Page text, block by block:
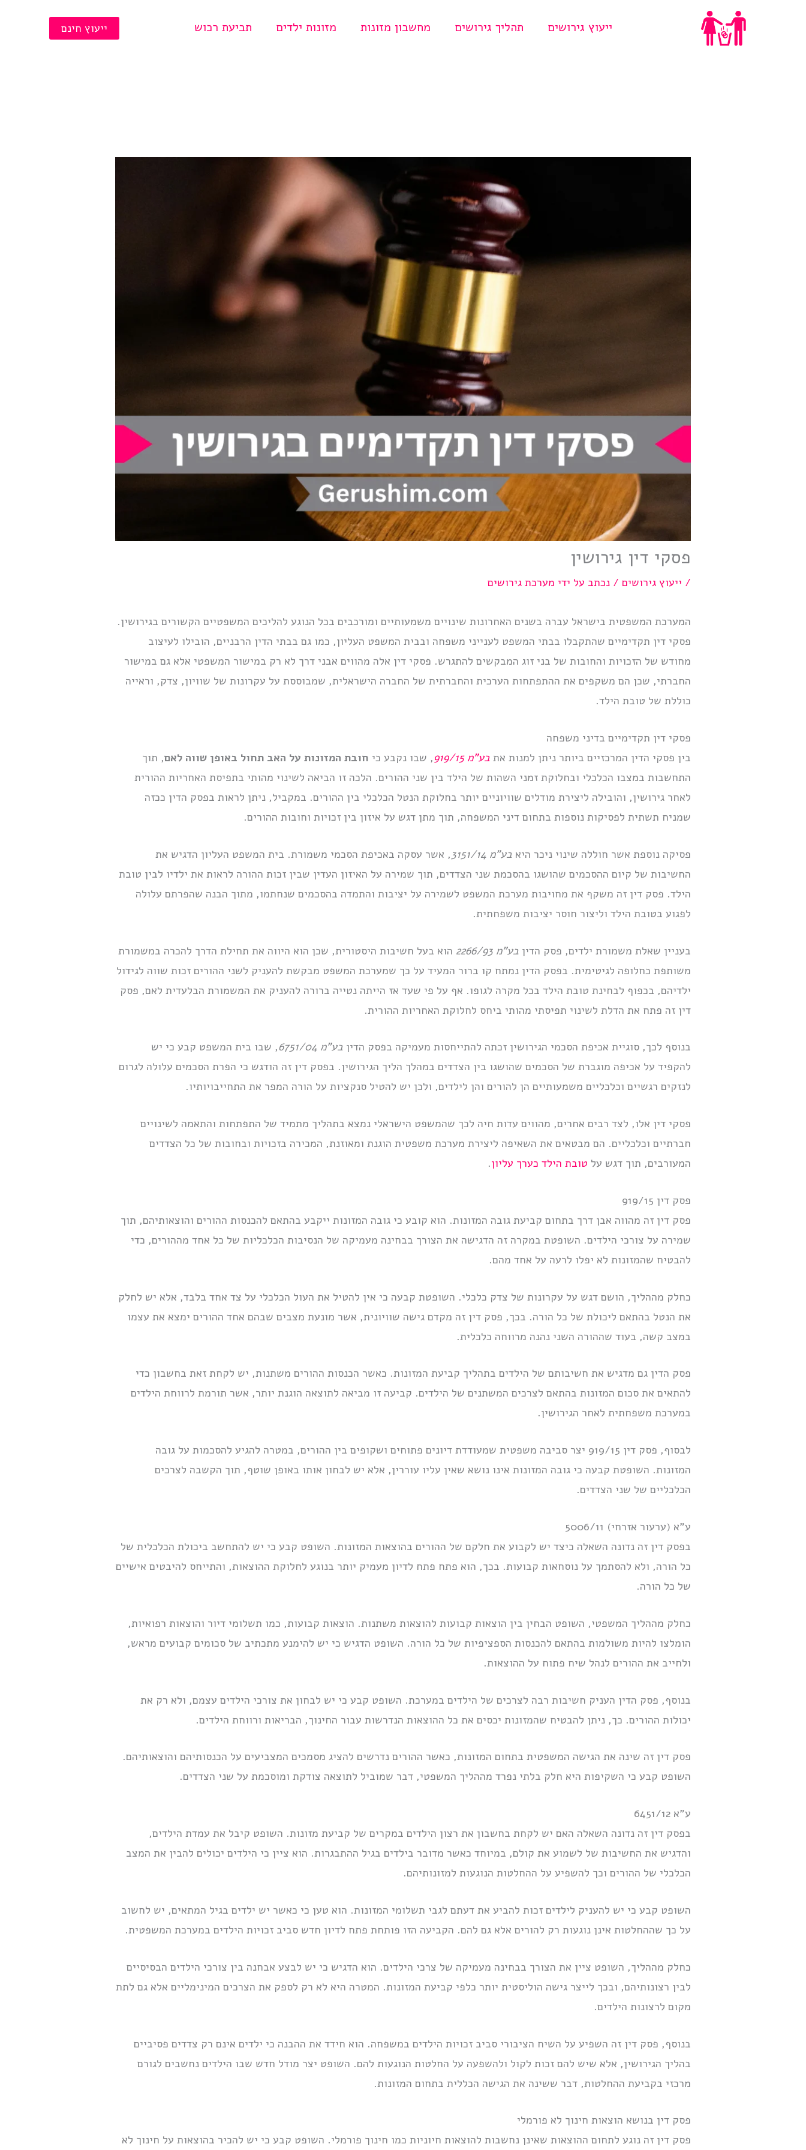
ייעוץ גירושים תהליך גירושים מחשבון מזונות מזונות ילדים תביעת רכוש ייעוץ חינם
פסקי דין גירושין
/ ייעוץ גירושים / נכתב על ידי מערכת גירושים
המערכת המשפטית בישראל עברה בשנים האחרונות שינויים משמעותיים ומורכבים בכל הנוגע להליכים המשפטיים הקשורים בגירושין.
פסקי דין תקדימיים שהתקבלו בבתי המשפט לענייני משפחה ובבית המשפט העליון, כמו גם בבתי הדין הרבניים, הובילו לעיצוב
מחודש של הזכויות והחובות של בני זוג המבקשים להתגרש. פסקי דין אלה מהווים אבני דרך לא רק במישור המשפטי אלא גם במישור
החברתי, שכן הם משקפים את ההתפתחות הערכית והחברתית של החברה הישראלית, שמבוססת על עקרונות של שוויון, צדק, וראייה
כוללת של טובת הילד.
פסקי דין תקדימיים בדיני משפחה
בין פסקי הדין המרכזיים ביותר ניתן למנות אתבע”מ 919/15 , שבו נקבע כי חובת המזונות על האב תחול באופן שווה לאם, תוך
התחשבות במצבו הכלכלי ובחלוקת זמני השהות של הילד בין שני ההורים. הלכה זו הביאה לשינוי מהותי בתפיסת האחריות ההורית
לאחר גירושין, והובילה ליצירת מודלים שוויוניים יותר בחלוקת הנטל הכלכלי בין ההורים. במקביל, ניתן לראות בפסק הדין ככזה
שמניח תשתית לפסיקות נוספות בתחום דיני המשפחה, תוך מתן דגש על איזון בין זכויות וחובות ההורים.
פסיקה נוספת אשר חוללה שינוי ניכר היאבע”מ 3151/14
, אשר עסקה באכיפת הסכמי משמורת. בית המשפט העליון הדגיש את
החשיבות של קיום ההסכמים שהושגו בהסכמת שני הצדדים, תוך שמירה על האיזון העדין שבין זכות ההורה לראות את ילדיו לבין טובת
הילד. פסק דין זה משקף את מחויבות מערכת המשפט לשמירה על יציבות והתמדה בהסכמים שנחתמו, מתוך הבנה שהפרתם עלולה
לפגוע בטובת הילד וליצור חוסר יציבות משפחתית.
בעניין שאלת משמורת ילדים, פסק הדיןבע”מ 2266/93
הוא בעל חשיבות היסטורית, שכן הוא היווה את תחילת הדרך להכרה במשמורת
משותפת כחלופה לגיטימית. בפסק הדין נמתח קו ברור המעיד על כך שמערכת המשפט מבקשת להעניק לשני ההורים זכות שווה לגידול
ילדיהם, בכפוף לבחינת טובת הילד בכל מקרה לגופו. אף על פי שעד אז הייתה נטייה ברורה להעניק את המשמורת הבלעדית לאם, פסק
דין זה פתח את הדלת לשינוי תפיסתי מהותי ביחס לחלוקת האחריות ההורית.
בנוסף לכך, סוגיית אכיפת הסכמי הגירושין זכתה להתייחסות מעמיקה בפסק הדיןבע”מ 6751/04
, שבו בית המשפט קבע כי יש
להקפיד על אכיפה מוגברת של הסכמים שהושגו בין הצדדים במהלך הליך הגירושין. בפסק דין זה הודגש כי הפרת הסכמים עלולה לגרום
לנזקים רגשיים וכלכליים משמעותיים הן להורים והן לילדים, ולכן יש להטיל סנקציות על הורה המפר את התחייבויותיו.
פסקי דין אלו, לצד רבים אחרים, מהווים עדות חיה לכך שהמשפט הישראלי נמצא בתהליך מתמיד של התפתחות והתאמה לשינויים
חברתיים וכלכליים. הם מבטאים את השאיפה ליצירת מערכת משפטית הוגנת ומאוזנת, המכירה בזכויות ובחובות של כל הצדדים
המעורבים, תוך דגש על טובת הילד כערך עליון.
פסק דין 919/15
פסק דין זה מהווה אבן דרך בתחום קביעת גובה המזונות. הוא קובע כי גובה המזונות ייקבע בהתאם להכנסות ההורים והוצאותיהם, תוך
שמירה על צורכי הילדים. השופטת במקרה זה הדגישה את הצורך בבחינה מעמיקה של הנסיבות הכלכליות של כל אחד מההורים, כדי
להבטיח שהמזונות לא יפלו לרעה על אחד מהם.
כחלק מההליך, הושם דגש על עקרונות של צדק כלכלי. השופטת קבעה כי אין להטיל את העול הכלכלי על צד אחד בלבד, אלא יש לחלק
את הנטל בהתאם ליכולת של כל הורה. בכך, פסק דין זה מקדם גישה שוויונית, אשר מונעת מצבים שבהם אחד ההורים ימצא את עצמו
במצב קשה, בעוד שההורה השני נהנה מרווחה כלכלית.
פסק הדין גם מדגיש את חשיבותם של הילדים בתהליך קביעת המזונות. כאשר הכנסות ההורים משתנות, יש לקחת זאת בחשבון כדי
להתאים את סכום המזונות בהתאם לצרכים המשתנים של הילדים. קביעה זו מביאה לתוצאה הוגנת יותר, אשר תורמת לרווחת הילדים
במערכת משפחתית לאחר הגירושין.
לבסוף, פסק דין 919/15 יצר סביבה משפטית שמעודדת דיונים פתוחים ושקופים בין ההורים, במטרה להגיע להסכמות על גובה
המזונות. השופטת קבעה כי גובה המזונות אינו נושא שאין עליו עוררין, אלא יש לבחון אותו באופן שוטף, תוך הקשבה לצרכים
הכלכליים של שני הצדדים.
ע”א (ערעור אזרחי) 5006/11
בפסק דין זה נדונה השאלה כיצד יש לקבוע את חלקם של ההורים בהוצאות המזונות. השופט קבע כי יש להתחשב ביכולת הכלכלית של
כל הורה, ולא להסתמך על נוסחאות קבועות. בכך, הוא פתח פתח לדיון מעמיק יותר בנוגע לחלוקת ההוצאות, והתייחס להיבטים אישיים
של כל הורה.
כחלק מההליך המשפטי, השופט הבחין בין הוצאות קבועות להוצאות משתנות. הוצאות קבועות, כמו תשלומי דיור והוצאות רפואיות,
הומלצו להיות משולמות בהתאם להכנסות הספציפיות של כל הורה. השופט הדגיש כי יש להימנע מתכתיב של סכומים קבועים מראש,
ולחייב את ההורים לנהל שיח פתוח על ההוצאות.
בנוסף, פסק הדין העניק חשיבות רבה לצרכים של הילדים במערכת. השופט קבע כי יש לבחון את צורכי הילדים עצמם, ולא רק את
יכולות ההורים. כך, ניתן להבטיח שהמזונות יכסים את כל ההוצאות הנדרשות עבור החינוך, הבריאות ורווחת הילדים.
פסק דין זה שינה את הגישה המשפטית בתחום המזונות, כאשר ההורים נדרשים להציג מסמכים המצביעים על הכנסותיהם והוצאותיהם.
השופט קבע כי השקיפות היא חלק בלתי נפרד מההליך המשפטי, דבר שמוביל לתוצאה צודקת ומוסכמת על שני הצדדים.
ע”א 6451/12
בפסק דין זה נדונה השאלה האם יש לקחת בחשבון את רצון הילדים במקרים של קביעת מזונות. השופט קיבל את עמדת הילדים,
והדגיש את החשיבות של לשמוע את קולם, במיוחד כאשר מדובר בילדים בגיל ההתבגרות. הוא ציין כי הילדים יכולים להבין את המצב
הכלכלי של ההורים וכך להשפיע על ההחלטות הנוגעות למזונותיהם.
השופט קבע כי יש להעניק לילדים זכות להביע את דעתם לגבי תשלומי המזונות. הוא טען כי כאשר יש ילדים בגיל המתאים, יש לחשוב
על כך שההחלטות אינן נוגעות רק להורים אלא גם להם. הקביעה הזו פותחת פתח לדיון חדש סביב זכויות הילדים במערכת המשפטית.
כחלק מההליך, השופט ציין את הצורך בבחינה מעמיקה של צרכי הילדים. הוא הדגיש כי יש לבצע אבחנה בין צורכי הילדים הבסיסיים
לבין רצונותיהם, ובכך לייצר גישה הוליסטית יותר כלפי קביעת המזונות. המטרה היא לא רק לספק את הצרכים המינימליים אלא גם לתת
מקום לרצונות הילדים.
בנוסף, פסק דין זה השפיע על השיח הציבורי סביב זכויות הילדים במשפחה. הוא חידד את ההבנה כי ילדים אינם רק צדדים פסיביים
בהליך הגירושין, אלא שיש להם זכות לקול ולהשפעה על החלטות הנוגעות להם. השופט יצר מודל חדש שבו הילדים נחשבים לגורם
מרכזי בקביעת ההחלטות, דבר ששינה את הגישה הכללית בתחום המזונות.
פסק דין בנושא הוצאות חינוך לא פורמלי
פסק דין זה נוגע לתחום ההוצאות שאינן נחשבות להוצאות חיוניות כמו חינוך פורמלי. השופט קבע כי יש להכיר בהוצאות על חינוך לא